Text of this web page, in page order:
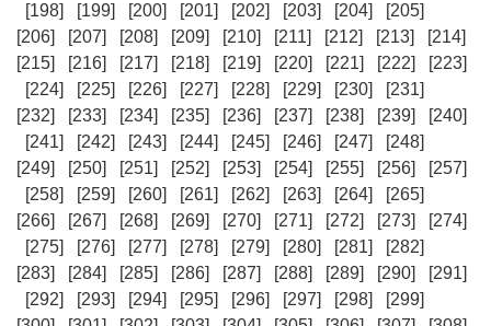
[198]
[199] [200] [201] [202] [203] [204]
[205]
[206]
[207] [208] [209] [210] [211] [212] [213]
[214]
[215]
[216] [217] [218] [219] [220] [221] [222]
[223]
[224]
[225] [226] [227] [228] [229] [230]
[231]
[232]
[233] [234] [235] [236] [237] [238] [239]
[240]
[241]
[242] [243] [244] [245] [246] [247]
[248]
[249]
[250] [251] [252] [253] [254] [255] [256]
[257]
[258]
[259] [260] [261] [262] [263] [264]
[265]
[266]
[267] [268] [269] [270] [271] [272] [273]
[274]
[275]
[276] [277] [278] [279] [280] [281]
[282]
[283]
[284] [285] [286] [287] [288] [289] [290]
[291]
[292]
[293] [294] [295] [296] [297] [298]
[299]